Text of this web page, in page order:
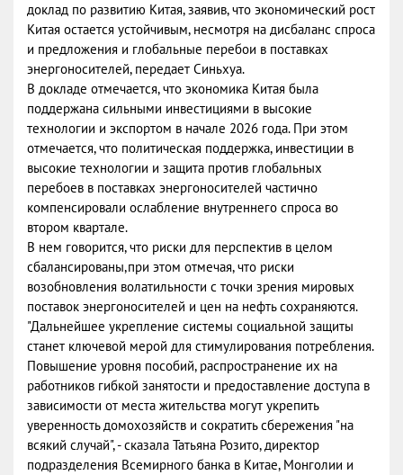
доклад по развитию Китая, заявив, что экономический рост
Китая остается устойчивым, несмотря на дисбаланс спроса
и предложения и глобальные перебои в поставках
энергоносителей, передает Синьхуа.
В докладе отмечается, что экономика Китая была
поддержана сильными инвестициями в высокие
технологии и экспортом в начале 2026 года. При этом
отмечается, что политическая поддержка, инвестиции в
высокие технологии и защита против глобальных
перебоев в поставках энергоносителей частично
компенсировали ослабление внутреннего спроса во
втором квартале.
В нем говорится, что риски для перспектив в целом
сбалансированы,при этом отмечая, что риски
возобновления волатильности с точки зрения мировых
поставок энергоносителей и цен на нефть сохраняются.
"Дальнейшее укрепление системы социальной защиты
станет ключевой мерой для стимулирования потребления.
Повышение уровня пособий, распространение их на
работников гибкой занятости и предоставление доступа в
зависимости от места жительства могут укрепить
уверенность домохозяйств и сократить сбережения "на
всякий случай", - сказала Татьяна Розито, директор
подразделения Всемирного банка в Китае, Монголии и